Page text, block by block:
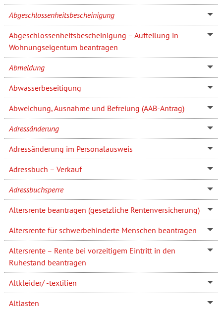
Abgeschlossenheitsbescheinigung
Abgeschlossenheitsbescheinigung – Aufteilung in
Wohnungseigentum beantragen
Abmeldung
Abwasserbeseitigung
Abweichung, Ausnahme und Befreiung (AAB-Antrag)
Adressänderung
Adressänderung im Personalausweis
Adressbuch – Verkauf
Adressbuchsperre
Altersrente beantragen (gesetzliche Rentenversicherung)
Altersrente für schwerbehinderte Menschen beantragen
Altersrente – Rente bei vorzeitigem Eintritt in den
Ruhestand beantragen
Altkleider/ -textilien
Altlasten